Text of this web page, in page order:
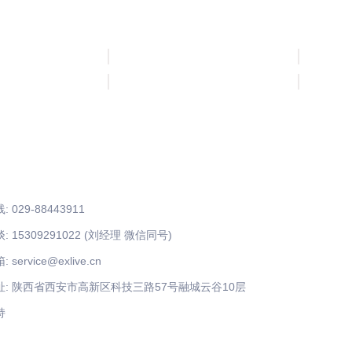
: 029-88443911
: 15309291022 (刘经理 微信同号)
: service@exlive.cn
: 陕西省西安市高新区科技三路57号融城云谷10层